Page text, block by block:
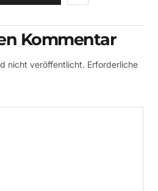
Kommentar
nicht veröffentlicht. Erforderliche